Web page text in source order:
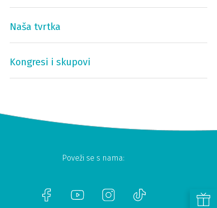
Naša tvrtka
Kongresi i skupovi
Poveži se s nama: